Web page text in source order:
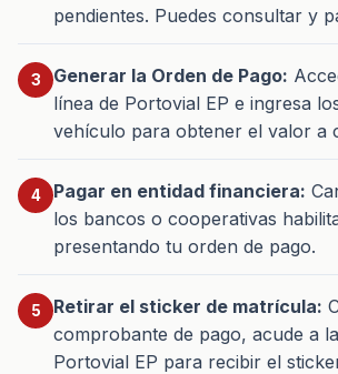
pendientes. Puedes consultar y
Generar la Orden de Pago:
línea de Portovial EP e ingresa
vehículo para obtener el valor a
Pagar en entidad financiera:
los bancos o cooperativas
presentando tu orden de pago.
Retirar el sticker de matrícula:
comprobante de pago, acude a
Portovial EP para recibir el